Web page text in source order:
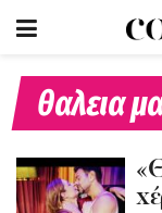
θαλεια